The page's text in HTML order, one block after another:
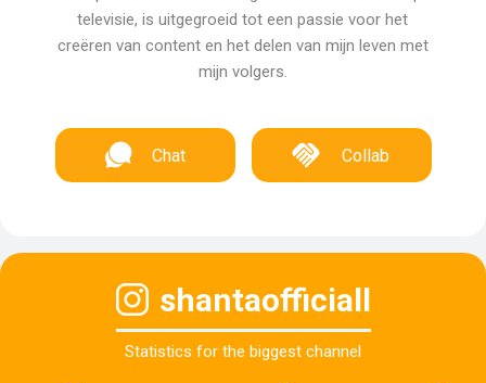
televisie, is uitgegroeid tot een passie voor het
creëren van content en het delen van mijn leven met
mijn volgers.
Chat Collab
shantaofficiall
Statistics for the biggest channel